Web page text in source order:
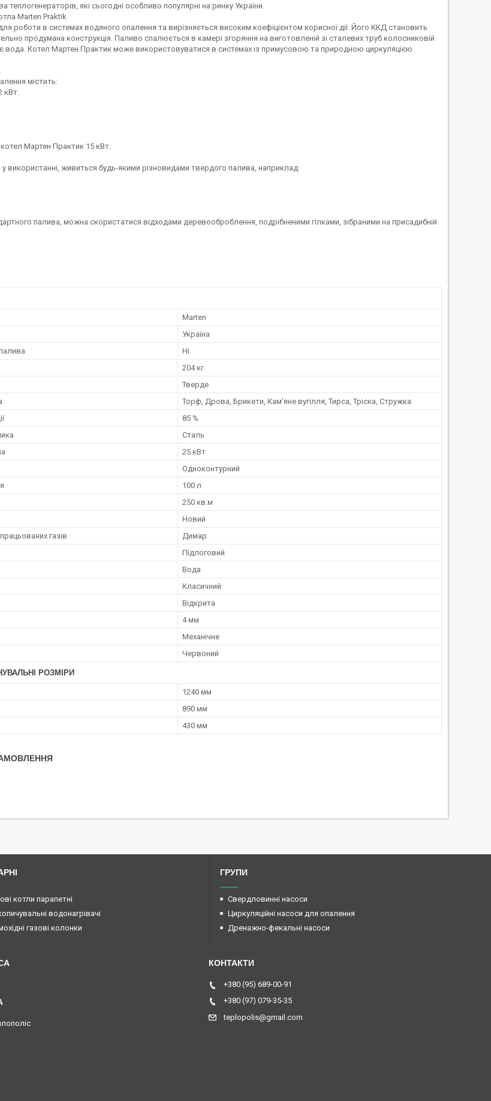
теплогенераторів, які сьогодні особливо популярні на ринку України.
Marten Praktik
роботи в системах водяного опалення та вирізняється високим коефіцієнтом корисної дії. Його ККД становить
продумана конструкція. Паливо спалюється в камері згоряння на виготовленій зі сталевих труб колосниковій
вода. Котел Мартен Практик може використовуватися в системах із примусовою та природною циркуляцією
містить:
кВт.
Мартен Практик 15 кВт.
у використанні, живиться будь-якими різновидами твердого палива, наприклад:
палива, можна скористатися відходами деревооброблення, подрібненими гілками, зібраними на присадибній
Marten
Україна
Ні
204 кг
Тверде
Торф, Дрова, Брикети, Кам'яне вугілля, Тирса, Тріска, Стружка
85 %
Сталь
25 кВт
Одноконтурний
100 л
250 кв.м
Новий
газів
Димар
Підлоговий
Вода
Класичний
Відкрита
4 мм
Механічне
Червоний
РОЗМІРИ
1240 мм
890 мм
430 мм
котли парапетні
водонагрівачі
газові колонки
ГРУПИ
Свердловинні насоси
Циркуляційні насоси для опалення
Дренажно-фекальні насоси
+380 (95) 689-00-91
+380 (97) 079-35-35
teplopolis@gmail.com